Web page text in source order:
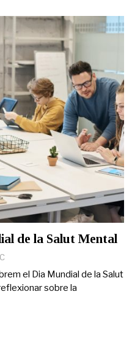
de la Salut Mental
el Dia Mundial de la Salut
sobre la